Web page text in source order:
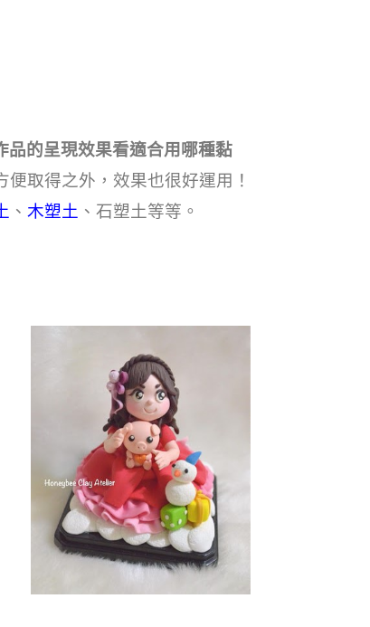
品的呈現效果看適合用哪種黏
取得之外，效果也很好運用！
、 木塑土 、石塑土等等。